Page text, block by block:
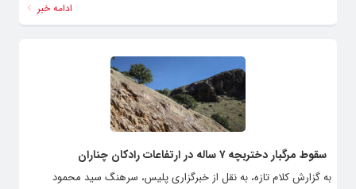
ادامه خبر
سقوط مرگبار دختربچه ۷ ساله در ارتفاعات رادکان چناران
به گزارش کلام تازه، به نقل از خبرگزاری پلیس، سرهنگ سید محمود